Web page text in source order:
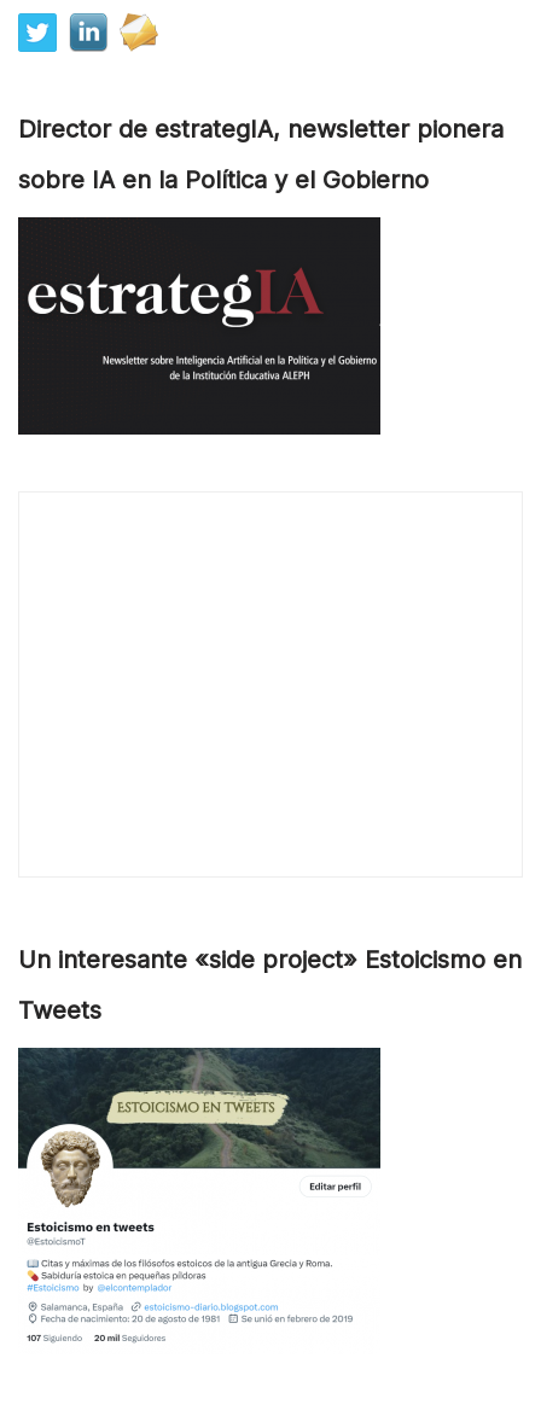
Director de estrategIA, newsletter pionera
sobre IA en la Política y el Gobierno
Un interesante «side project» Estoicismo en
Tweets